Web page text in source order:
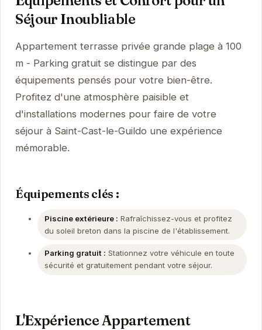
Séjour Inoubliable
Appartement terrasse privée grande plage à 100
m - Parking gratuit se distingue par des
équipements pensés pour votre bien-être.
Profitez d'une atmosphère paisible et
d'installations modernes pour faire de votre
séjour à Saint-Cast-le-Guildo une expérience
mémorable.
Équipements clés :
Piscine extérieure : Rafraîchissez-vous et profitez
du soleil breton dans la piscine de l'établissement.
Parking gratuit : Stationnez votre véhicule en toute
sécurité et gratuitement pendant votre séjour.
L'Expérience Appartement